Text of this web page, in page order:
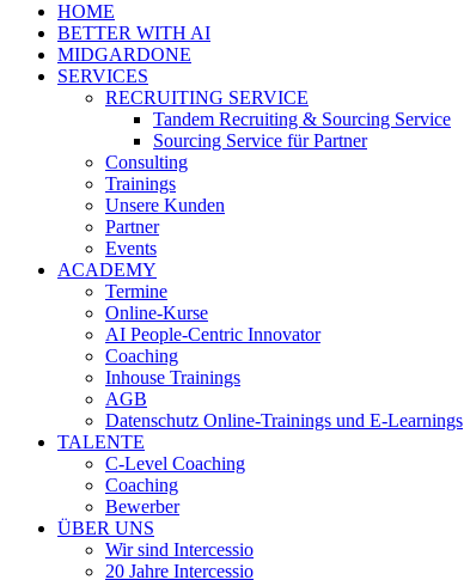
HOME
BETTER WITH AI
MIDGARDONE
SERVICES
RECRUITING SERVICE
Tandem Recruiting & Sourcing Service
Sourcing Service für Partner
Consulting
Trainings
Unsere Kunden
Partner
Events
ACADEMY
Termine
Online-Kurse
AI People-Centric Innovator
Coaching
Inhouse Trainings
AGB
Datenschutz Online-Trainings und E-Learnings
TALENTE
C-Level Coaching
Coaching
Bewerber
ÜBER UNS
Wir sind Intercessio
20 Jahre Intercessio